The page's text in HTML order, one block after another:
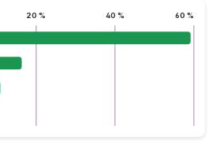
20 % 40 % 60 %